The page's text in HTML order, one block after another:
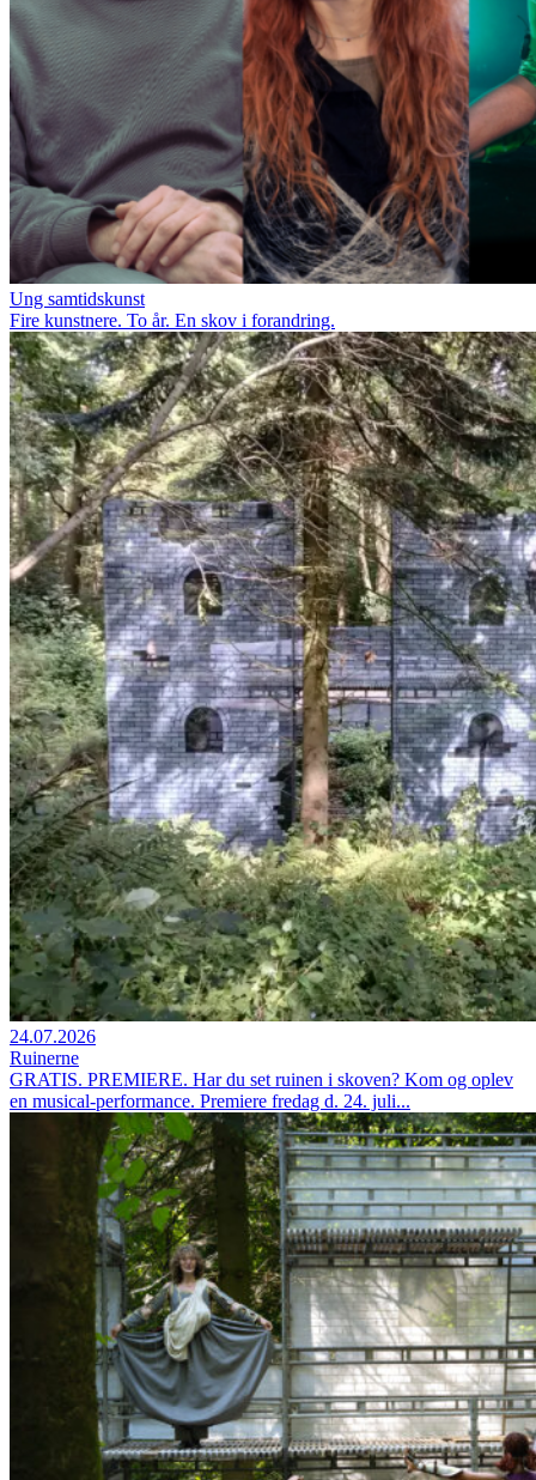
Ung samtidskunst
Fire kunstnere. To år. En skov i forandring.
24.07.2026
Ruinerne
GRATIS. PREMIERE. Har du set ruinen i skoven? Kom og oplev
en musical-performance. Premiere fredag d. 24. juli...